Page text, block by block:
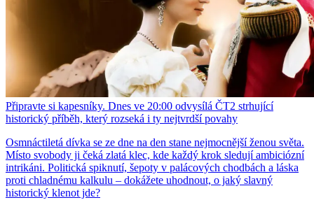
Připravte si kapesníky. Dnes ve 20:00 odvysílá ČT2 strhující
historický příběh, který rozseká i ty nejtvrdší povahy
Osmnáctiletá dívka se ze dne na den stane nejmocnější ženou světa.
Místo svobody ji čeká zlatá klec, kde každý krok sledují ambiciózní
intrikáni. Politická spiknutí, šepoty v palácových chodbách a láska
proti chladnému kalkulu – dokážete uhodnout, o jaký slavný
historický klenot jde?